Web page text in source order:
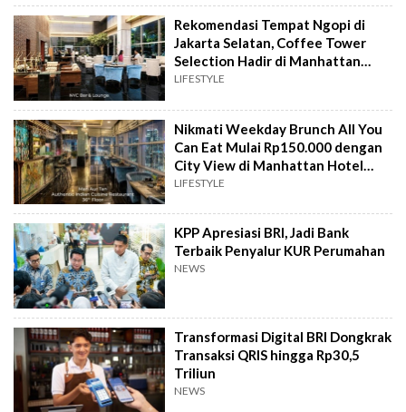
Rekomendasi Tempat Ngopi di
Jakarta Selatan, Coffee Tower
Selection Hadir di Manhattan
Hotel Jakarta
LIFESTYLE
Nikmati Weekday Brunch All You
Can Eat Mulai Rp150.000 dengan
City View di Manhattan Hotel
Jakarta
LIFESTYLE
KPP Apresiasi BRI, Jadi Bank
Terbaik Penyalur KUR Perumahan
NEWS
Transformasi Digital BRI Dongkrak
Transaksi QRIS hingga Rp30,5
Triliun
NEWS